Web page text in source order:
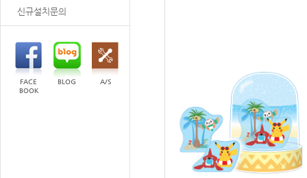
신규설치문의
FACE
BOOK
BLOG A/S